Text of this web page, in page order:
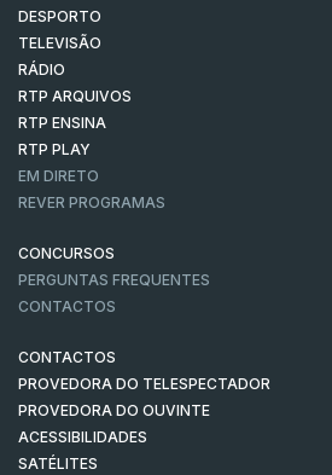
DESPORTO
TELEVISÃO
RÁDIO
RTP ARQUIVOS
RTP ENSINA
RTP PLAY
EM DIRETO
REVER PROGRAMAS
CONCURSOS
PERGUNTAS FREQUENTES
CONTACTOS
CONTACTOS
PROVEDORA DO TELESPECTADOR
PROVEDORA DO OUVINTE
ACESSIBILIDADES
SATÉLITES